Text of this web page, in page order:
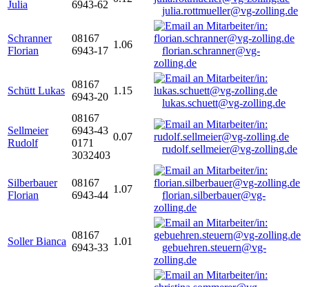
Julia
6943-62
julia.rottmueller@vg-zolling.de
Schranner
Florian
08167
6943-17
1.06
florian.schranner@vg-
zolling.de
Schütt Lukas
08167
6943-20
1.15
lukas.schuett@vg-zolling.de
Sellmeier
Rudolf
08167
6943-43
0171
3032403
0.07
rudolf.sellmeier@vg-zolling.de
Silberbauer
Florian
08167
6943-44
1.07
florian.silberbauer@vg-
zolling.de
Soller Bianca
08167
6943-33
1.01
gebuehren.steuern@vg-
zolling.de